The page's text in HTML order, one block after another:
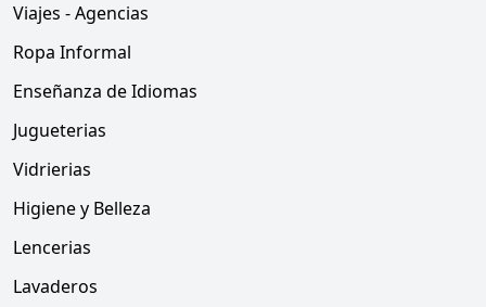
Viajes - Agencias
Ropa Informal
Enseñanza de Idiomas
Jugueterias
Vidrierias
Higiene y Belleza
Lencerias
Lavaderos